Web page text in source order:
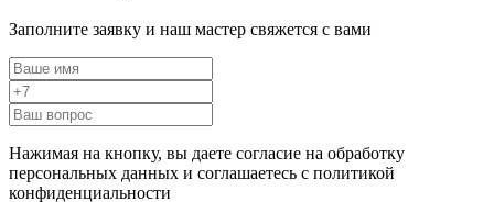
Заполните заявку и наш мастер свяжется с вами
Нажимая на кнопку, вы даете согласие на обработку
персональных данных и соглашаетесь c политикой
конфиденциальности